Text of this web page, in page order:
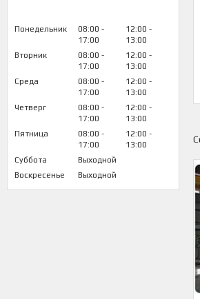
Понедельник
08:00
17:00
12:00
13:00
Вторник
08:00
17:00
12:00
13:00
Среда
08:00
17:00
12:00
13:00
Четверг
08:00
17:00
12:00
13:00
Пятница
08:00
17:00
12:00
13:00
Суббота
Выходной
Воскресенье
Выходной